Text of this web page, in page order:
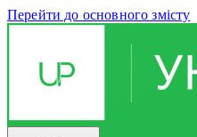
Перейти до основного змісту